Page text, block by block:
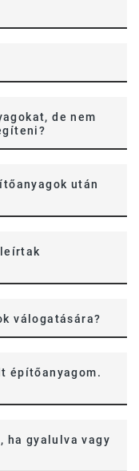
de nem
után
válogatására?
építőanyagom.
ha gyalulva vagy